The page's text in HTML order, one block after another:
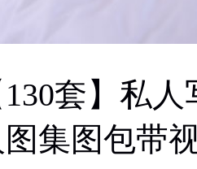
套】私人
集图包带